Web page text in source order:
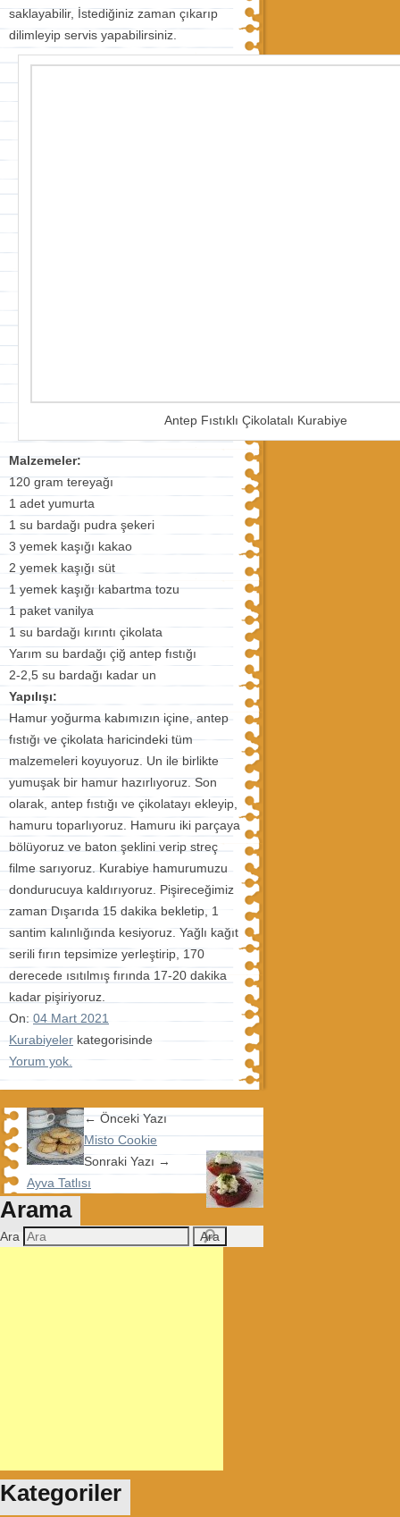
saklayabilir, İstediğiniz zaman çıkarıp
dilimleyip servis yapabilirsiniz.
Antep Fıstıklı Çikolatalı Kurabiye
Malzemeler:
120 gram tereyağı
1 adet yumurta
1 su bardağı pudra şekeri
3 yemek kaşığı kakao
2 yemek kaşığı süt
1 yemek kaşığı kabartma tozu
1 paket vanilya
1 su bardağı kırıntı çikolata
Yarım su bardağı çiğ antep fıstığı
2-2,5 su bardağı kadar un
Yapılışı:
Hamur yoğurma kabımızın içine, antep
fıstığı ve çikolata haricindeki tüm
malzemeleri koyuyoruz. Un ile birlikte
yumuşak bir hamur hazırlıyoruz. Son
olarak, antep fıstığı ve çikolatayı ekleyip,
hamuru toparlıyoruz. Hamuru iki parçaya
bölüyoruz ve baton şeklini verip streç
filme sarıyoruz. Kurabiye hamurumuzu
dondurucuya kaldırıyoruz. Pişireceğimiz
zaman Dışarıda 15 dakika bekletip, 1
santim kalınlığında kesiyoruz. Yağlı kağıt
serili fırın tepsimize yerleştirip, 170
derecede ısıtılmış fırında 17-20 dakika
kadar pişiriyoruz.
On: 04 Mart 2021
Kurabiyeler kategorisinde
Yorum yok.
← Önceki Yazı
Misto Cookie
Sonraki Yazı →
Ayva Tatlısı
Arama
Ara
Kategoriler